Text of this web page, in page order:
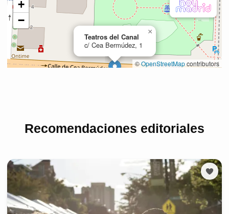
Recomendaciones editoriales